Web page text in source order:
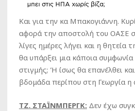
μπει στις ΗΠΑ χωρίς βίζα;
Και για την κα Μπακογιάννη.
αφορά την αποστολή του ΟΑΣΕ
λίγες ημέρες λήγει και η θητεία
θα υπάρξει μια κάποια συμφωνία
στιγμής; Ή ίσως θα επανέλθει
βδομάδα περίπου στη Γεωργία η
ΤΖ. ΣΤΑΪΝΜΠΕΡΓΚ: Δεν έχω